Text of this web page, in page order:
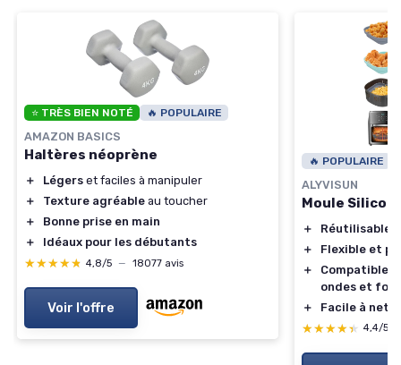
⭐ TRÈS BIEN NOTÉ 🔥 POPULAIRE
AMAZON BASICS
Haltères néoprène
＋ Légers et faciles à manipuler
＋
Texture agréable au toucher
＋
Bonne prise en main
＋
Idéaux pour les débutants
★★★★★
★★★★★ 4,8/5 — 18077 avis
Voir l'offre
🔥 POPULAIRE
ALYVISUN
Moule
＋
Réutilisable
＋
Flexible et
＋
Compatible
ondes et four
＋
Facile à
★★★★★
★★★★★ 4,4/5